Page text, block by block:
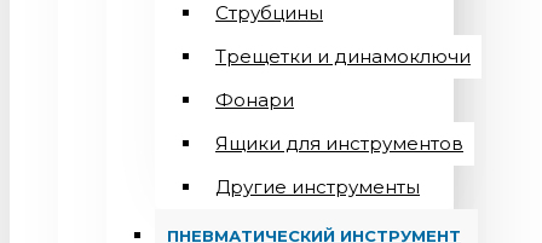
Струбцины
Трещетки и динамоключи
Фонари
Ящики для инструментов
Другие инструменты
ПНЕВМАТИЧЕСКИЙ ИНСТРУМЕНТ